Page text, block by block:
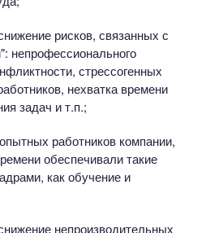
рисков, связанных с
непрофессионального
стрессогенных
нехватка времени
задач и т.п.;
работников компании,
обеспечивали такие
как обучение и
непроизводительных